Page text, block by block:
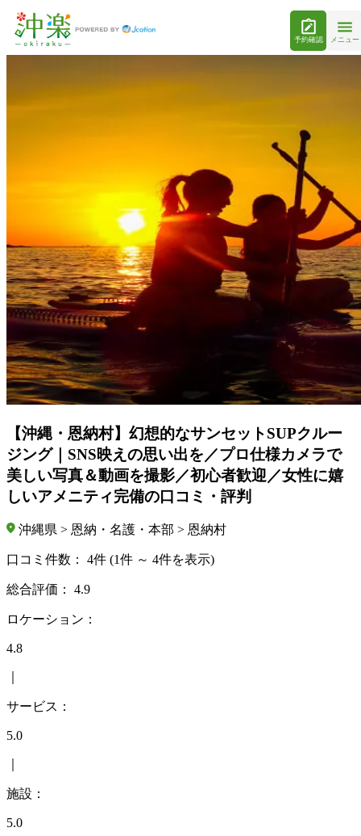
予約確認 メニュー
【沖縄・恩納村】幻想的なサンセットSUPクルー
ジング｜SNS映えの思い出を／プロ仕様カメラで
美しい写真＆動画を撮影／初心者歓迎／女性に嬉
しいアメニティ完備の口コミ・評判
沖縄県 > 恩納・名護・本部 > 恩納村
口コミ件数： 4件 (1件 ～ 4件を表示)
総合評価： 4.9
ロケーション：
4.8
サービス：
5.0
施設：
5.0